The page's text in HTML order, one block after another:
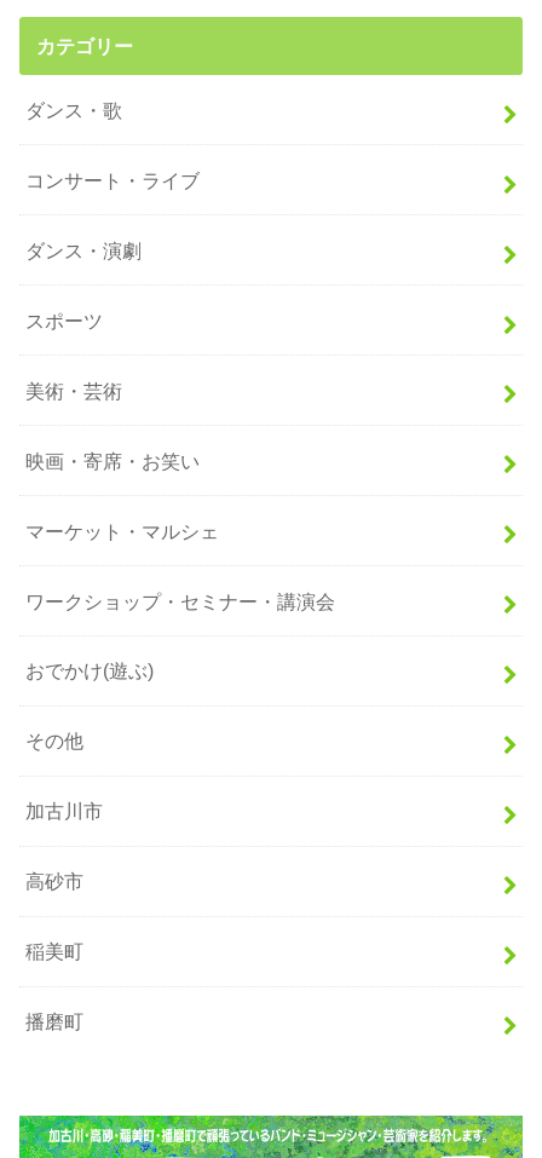
カテゴリー
ダンス・歌
コンサート・ライブ
ダンス・演劇
スポーツ
美術・芸術
映画・寄席・お笑い
マーケット・マルシェ
ワークショップ・セミナー・講演会
おでかけ(遊ぶ)
その他
加古川市
高砂市
稲美町
播磨町